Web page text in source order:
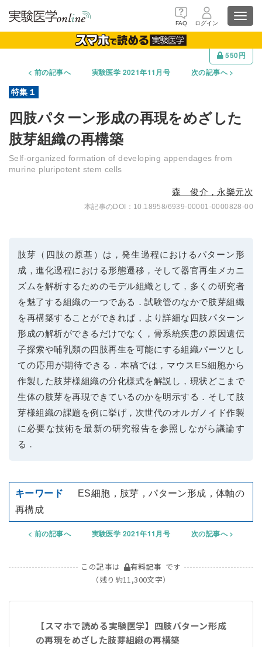
FAQ ログイン
550円
前の記事へ
実験医学 2021年11月号 次の記事へ
四肢パターン形成の再現をめざした
肢芽組織の再構築
Self-organized formation of developing appendages from
murine pluripotent stem cells
森 俊介，永樂元次
10.18958/6939-00001-0000828-00
肢芽（四肢の原基）は，発生過程におけるパターン形
成，進化過程における形態遷移，そして器官再生メカニ
ズムを解析するためのモデル組織として，多くの研究者
を魅了する組織の一つである．試験管のなかで肢芽組織
を再構築することができれば，より詳細な四肢パターン
形成の解析ができるだけでなく，骨系統疾患の原因遺伝
子探索や哺乳類の四肢再生を可能にする組織パーツとし
ての応用が期待できる．本稿では，マウスES細胞から
作製した肢芽様組織の分化様式を解説し，現状どこまで
生体の肢芽を再現できているのかを明示する．そして肢
芽様組織の課題を例に挙げ，次世代のオルガノイド作製
に必要な技術を最新の研究報告を参照しながら議論す
る．
ES細胞，肢芽，パターン形成，体軸の
再構成
前の記事へ 実験医学 2021年11月号 次の記事へ
この記事は 有料記事 です
（残り約11,300文字）
【スマホで読める実験医学】四肢パターン形成
の再現をめざした肢芽組織の再構築